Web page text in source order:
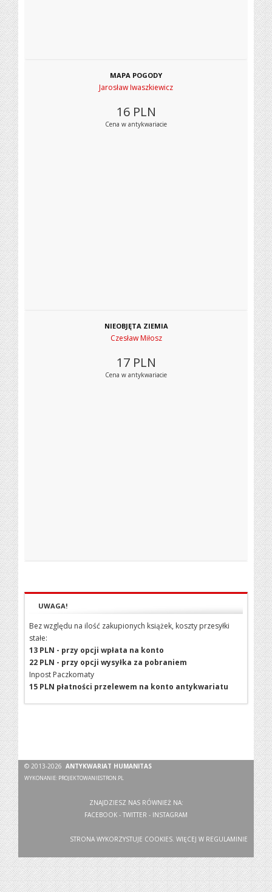
MAPA POGODY
Jarosław Iwaszkiewicz
16 PLN
Cena w antykwariacie
NIEOBJĘTA ZIEMIA
Czesław Miłosz
17 PLN
Cena w antykwariacie
UWAGA!
Bez względu na ilość zakupionych książek, koszty przesyłki
stałe:
13 PLN - przy opcji wpłata na konto
22 PLN - przy opcji wysyłka za pobraniem
Inpost Paczkomaty
15 PLN płatności przelewem na konto antykwariatu
© 2013-2026ANTYKWARIAT HUMANITAS
WYKONANIE: PROJEKTOWANIESTRON.PL
ZNAJDZIESZ NAS RÓWNIEŻ NA:
FACEBOOK - TWITTER - INSTAGRAM
STRONA WYKORZYSTUJE COOKIES. WIĘCEJ W REGULAMINIE